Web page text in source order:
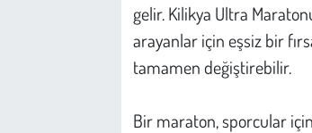
gelir. Kilikya Ultra
arayanlar için eşsiz bir
tamamen değiştirebilir.
Bir maraton, sporcular